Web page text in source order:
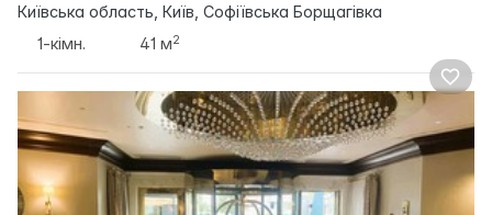
Київська область, Київ, Софіївська Борщагівка
1-кімн.
41 м2